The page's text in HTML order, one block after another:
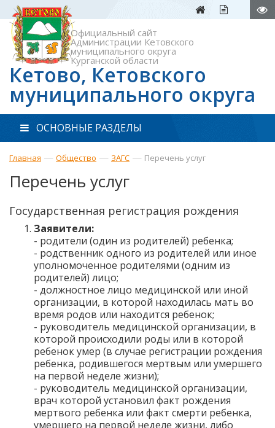
Официальный сайт
Администрации Кетовского
муниципального округа
Курганской области
Кетово, Кетовского
муниципального округа
ОСНОВНЫЕ РАЗДЕЛЫ
Главная — Общество — ЗАГС — Перечень услуг
Перечень услуг
Государственная регистрация рождения
Заявители:
- родители (один из родителей) ребенка;
- родственник одного из родителей или иное
уполномоченное родителями (одним из
родителей) лицо;
- должностное лицо медицинской или иной
организации, в которой находилась мать во
время родов или находится ребенок;
- руководитель медицинской организации, в
которой происходили роды или в которой
ребенок умер (в случае регистрации рождения
ребенка, родившегося мертвым или умершего
на первой неделе жизни);
- руководитель медицинской организации,
врач которой установил факт рождения
мертвого ребенка или факт смерти ребенка,
умершего на первой неделе жизни, либо